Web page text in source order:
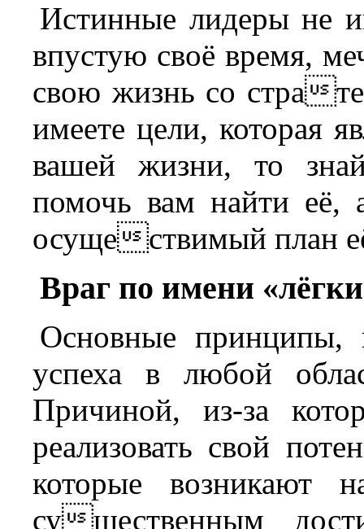
Истинные лидеры не
впустую своё время,
свою жизнь со стра
имеете цели, которая
вашей жизни, то
помочь вам найти её,
осуществимый план
Враг по имени
Основные принципы,
успеха в любой
Причиной, из-за
реализовать свой
которые возникают
существенным